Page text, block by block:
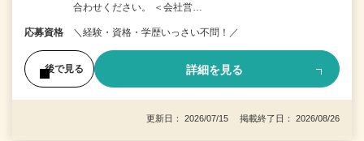
合わせください。 ＜会社営…
応募資格 ＼経験・資格・学歴いっさい不問！／
後で見る 詳細を見る
更新日： 2026/07/15 掲載終了日： 2026/08/26